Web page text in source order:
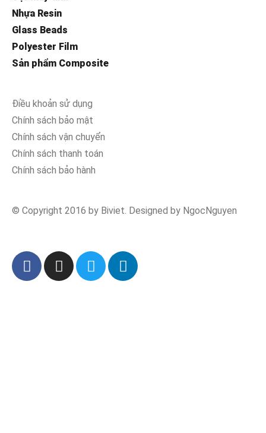
Nhựa Resin
Glass Beads
Polyester Film
Sản phẩm Composite
Điều khoản sử dụng
Chính sách bảo mật
Chính sách vận chuyển
Chính sách thanh toán
Chính sách bảo hành
© Copyright 2016 by Biviet. Designed by NgocNguyen